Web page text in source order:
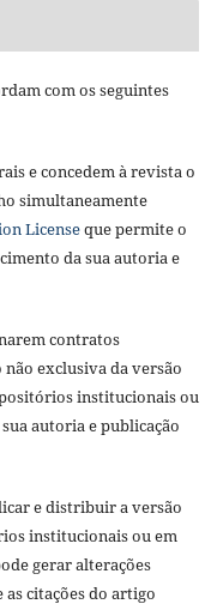
com os seguintes
e concedem à revista o
simultaneamente
Licenseque permite o
da sua autoria e
contratos
exclusiva da versão
institucionais ou
autoria e publicação
e distribuir a versão
institucionais ou em
gerar alterações
citações do artigo